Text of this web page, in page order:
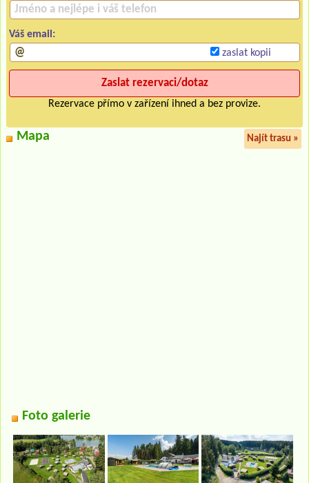
Váš email:
zaslat kopii
Rezervace přímo v zařízení ihned a bez provize.
Mapa Najít trasu »
Foto galerie